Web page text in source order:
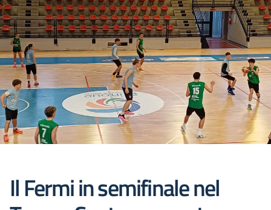
Il Fermi in semifinale nel